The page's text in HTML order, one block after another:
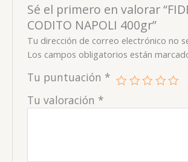
Sé el primero en valorar
CODITO NAPOLI 400gr”
Tu dirección de correo electrónico no
Los campos obligatorios están
Tu puntuación *
Tu valoración *